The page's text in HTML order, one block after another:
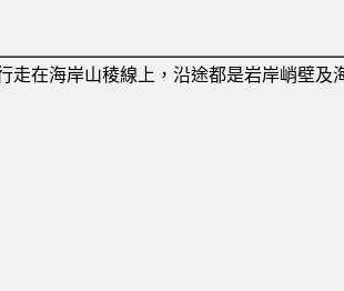
走在海岸山稜線上，沿途都是岩岸峭壁及